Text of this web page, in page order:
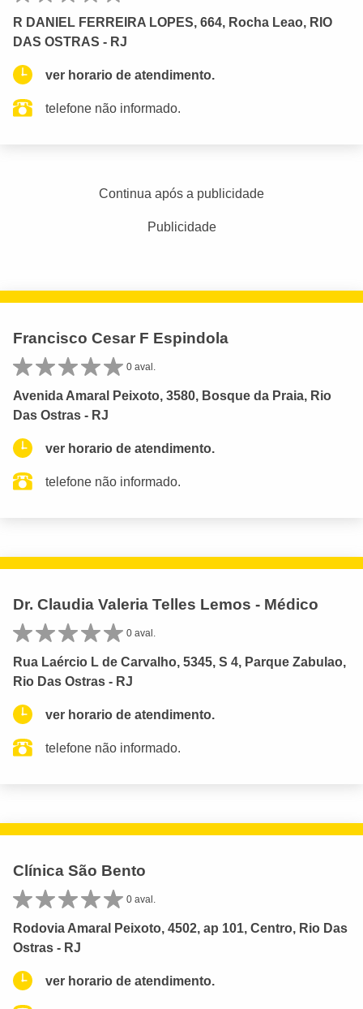
R DANIEL FERREIRA LOPES, 664, Rocha Leao, RIO
DAS OSTRAS - RJ
ver horario de atendimento.
telefone não informado.
Continua após a publicidade
Publicidade
Francisco Cesar F Espindola
0 aval.
Avenida Amaral Peixoto, 3580, Bosque da Praia, Rio
Das Ostras - RJ
ver horario de atendimento.
telefone não informado.
Dr. Claudia Valeria Telles Lemos - Médico
0 aval.
Rua Laércio L de Carvalho, 5345, S 4, Parque Zabulao,
Rio Das Ostras - RJ
ver horario de atendimento.
telefone não informado.
Clínica São Bento
0 aval.
Rodovia Amaral Peixoto, 4502, ap 101, Centro, Rio Das
Ostras - RJ
ver horario de atendimento.